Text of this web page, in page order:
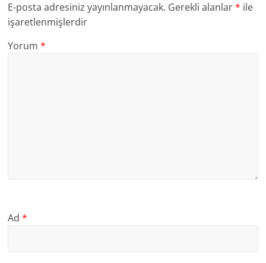
E-posta adresiniz yayınlanmayacak. Gerekli alanlar* ile
işaretlenmişlerdir
Yorum*
Ad*